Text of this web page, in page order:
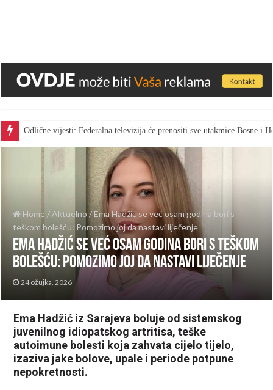
Odlične vijesti: Federalna televizija će prenositi sve utakmice Bosne i
Home / Aktuelno /Ema Hadžić se već osam godina bori s
teškom bolešću: Pomozimo joj da nastavi liječenje
Ema Hadžić se već osam godina bori s teškom
bolešću: Pomozimo joj da nastavi liječenje
24 ožujka, 2026
Ema Hadžić iz Sarajeva boluje od sistemskog
juvenilnog idiopatskog artritisa, teške
autoimune bolesti koja zahvata cijelo tijelo,
izaziva jake bolove, upale i periode potpune
nepokretnosti.